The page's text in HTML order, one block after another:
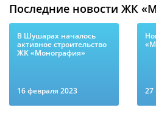
Последние новости ЖК
16 февраля 2023
В Шушарах началось
активное строительство
ЖК «Монография»
27